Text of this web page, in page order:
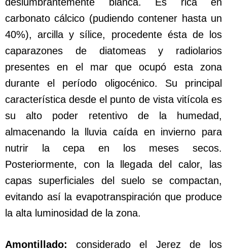
carbonato cálcico (pudiendo contener hasta un
40%), arcilla y sílice, procedente ésta de los
caparazones de diatomeas y radiolarios
presentes en el mar que ocupó esta zona
durante el período oligocénico. Su principal
característica desde el punto de vista vitícola es
su alto poder retentivo de la humedad,
almacenando la lluvia caída en invierno para
nutrir la cepa en los meses secos.
Posteriormente, con la llegada del calor, las
capas superficiales del suelo se compactan,
evitando así la evapotranspiración que produce
la alta luminosidad de la zona.
Amontillado: considerado el Jerez de los